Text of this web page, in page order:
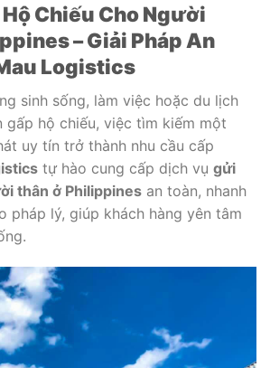
Chiếu Cho Người
– Giải Pháp An
Logistics
sinh sống, làm việc hoặc du lịch
gấp hộ chiếu, việc tìm kiếm một
uy tín trở thành nhu cầu cấp
tự hào cung cấp dịch vụ gửi
thân ở Philippines an toàn, nhanh
pháp lý, giúp khách hàng yên tâm